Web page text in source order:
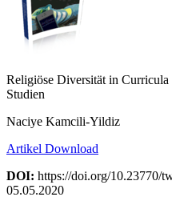
Religiöse Diversität in Curricula
Studien
Naciye Kamcili-Yildiz
Artikel Download
DOI: https://doi.org/10.23770/
05.05.2020